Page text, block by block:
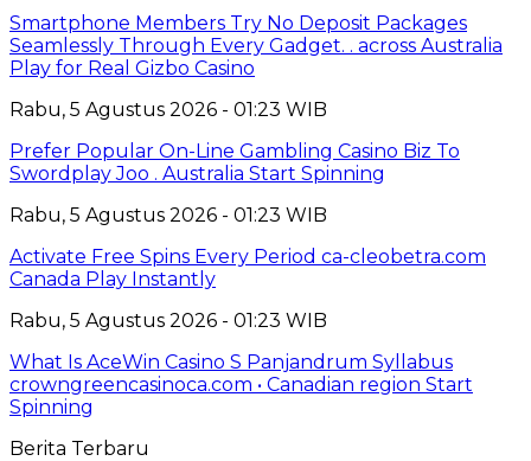
Smartphone Members Try No Deposit Packages
Seamlessly Through Every Gadget. . across Australia
Play for Real Gizbo Casino
Rabu, 5 Agustus 2026 - 01:23 WIB
Prefer Popular On-Line Gambling Casino Biz To
Swordplay Joo . Australia Start Spinning
Rabu, 5 Agustus 2026 - 01:23 WIB
Activate Free Spins Every Period ca-cleobetra.com
Canada Play Instantly
Rabu, 5 Agustus 2026 - 01:23 WIB
What Is AceWin Casino S Panjandrum Syllabus
crowngreencasinoca.com • Canadian region Start
Spinning
Berita Terbaru